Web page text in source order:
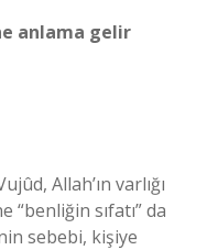
anlama gelir
Allah’ın varlığı
“benliğin sıfatı” da
sebebi, kişiye